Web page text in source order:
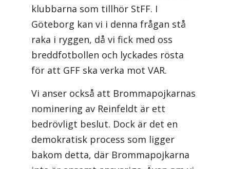
klubbarna som tillhör StFF. I
Göteborg kan vi i denna frågan stå
raka i ryggen, då vi fick med oss
breddfotbollen och lyckades rösta
för att GFF ska verka mot VAR.
Vi anser också att Brommapojkarnas
nominering av Reinfeldt är ett
bedrövligt beslut. Dock är det en
demokratisk process som ligger
bakom detta, där Brommapojkarna